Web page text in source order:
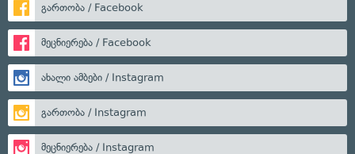
გართობა / Facebook
მეცნიერება / Facebook
ახალი ამბები / Instagram
გართობა / Instagram
მეცნიერება / Instagram